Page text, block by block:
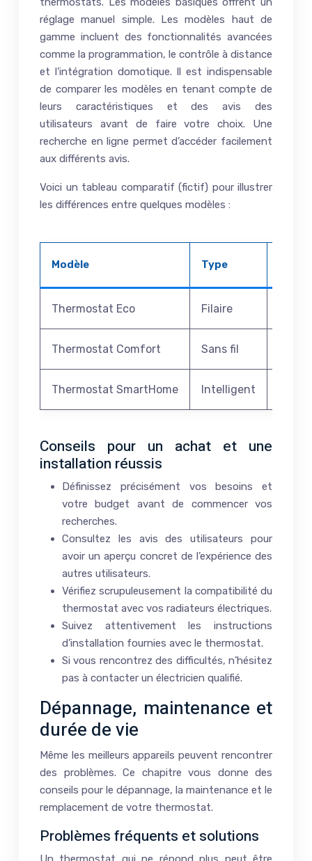
réglage manuel simple. Les modèles haut de
gamme incluent des fonctionnalités avancées
comme la programmation, le contrôle à distance
et l’intégration domotique. Il est indispensable
de comparer les modèles en tenant compte de
leurs caractéristiques et des avis des
utilisateurs avant de faire votre choix. Une
recherche en ligne permet d’accéder facilement
aux différents avis.
Voici un tableau comparatif (fictif) pour illustrer
les différences entre quelques modèles :
Modèle Type
Thermostat Eco Filaire
Thermostat Comfort Sans fil
Thermostat SmartHome Intelligent
Conseils pour un achat et une
installation réussis
Définissez précisément vos besoins et
votre budget avant de commencer vos
recherches.
Consultez les avis des utilisateurs pour
avoir un aperçu concret de l’expérience des
autres utilisateurs.
Vérifiez scrupuleusement la compatibilité du
thermostat avec vos radiateurs électriques.
Suivez attentivement les instructions
d’installation fournies avec le thermostat.
Si vous rencontrez des difficultés, n’hésitez
pas à contacter un électricien qualifié.
Dépannage, maintenance et
durée de vie
Même les meilleurs appareils peuvent rencontrer
des problèmes. Ce chapitre vous donne des
conseils pour le dépannage, la maintenance et le
remplacement de votre thermostat.
Problèmes fréquents et solutions